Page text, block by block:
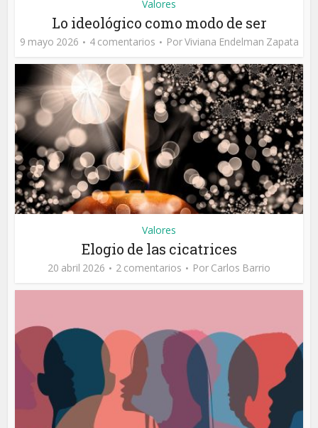
Valores
Lo ideológico como modo de ser
9 mayo 2026 4 comentarios PorViviana Endelman Zapata
Valores
Elogio de las cicatrices
20 abril 2026 2 comentarios Por Carlos Barrio